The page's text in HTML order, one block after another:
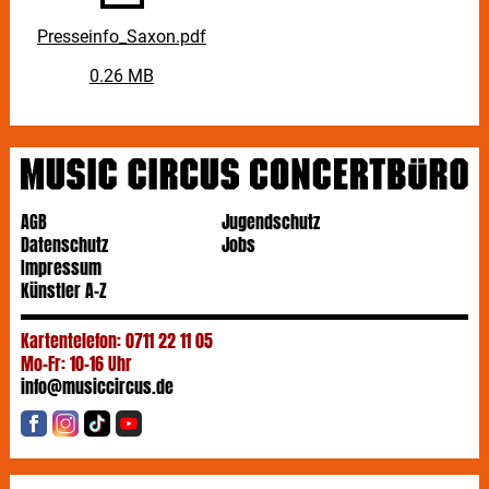
Presseinfo_Saxon.pdf
0.26 MB
AGB
Datenschutz
Impressum
Jugendschutz
Jobs
Künstler A-Z
Kartentelefon: 0711 22 11 05
Mo-Fr: 10-16 Uhr
info@musiccircus.de